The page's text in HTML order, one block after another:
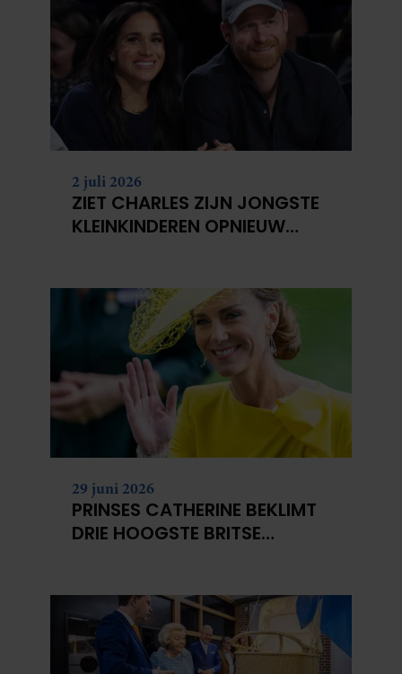
2 juli 2026
ZIET CHARLES ZIJN JONGSTE
KLEINKINDEREN OPNIEUW
29 juni 2026
PRINSES CATHERINE BEKLIMT
DRIE HOOGSTE BRITSE